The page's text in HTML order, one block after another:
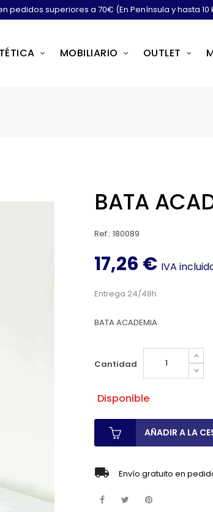
pedidos superiores a 70€ (En Península y hasta 10
MOBILIARIO OUTLET
BATA
Ref.: 180089
17,26 € IVA
Entrega 24/48h
BATA ACADEMIA
Cantidad
Disponible
AÑADIR A LA
Envío gratuito en